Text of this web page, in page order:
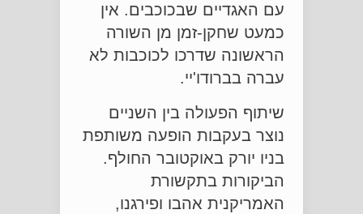
עם האגדיים שבכוכבים. אין
כמעט שחקן-זמן מן השורה
הראשונה שדרכו לכוכבות לא
עברה בברודו'יי.
שיתוף הפעולה בין השניים
נוצר בעקבות הופעה משותפת
בניו יורק באוקטובר החולף.
הביקורות בתקשורת
האמריקנית אהבו ופירגנו,